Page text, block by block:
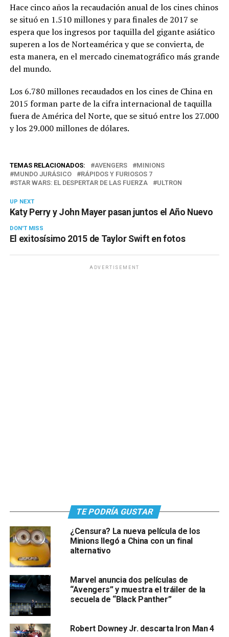
Hace cinco años la recaudación anual de los cines chinos
se situó en 1.510 millones y para finales de 2017 se
espera que los ingresos por taquilla del gigante asiático
superen a los de Norteamérica y que se convierta, de
esta manera, en el mercado cinematográfico más grande
del mundo.
Los 6.780 millones recaudados en los cines de China en
2015 forman parte de la cifra internacional de taquilla
fuera de América del Norte, que se situó entre los 27.000
y los 29.000 millones de dólares.
TEMAS RELACIONADOS: AVENGERS
MINIONS
MUNDO JURÁSICO
RÁPIDOS Y FURIOSOS 7
STAR WARS: EL DESPERTAR DE LAS FUERZA
ULTRON
UP NEXT
Katy Perry y John Mayer pasan juntos el Año Nuevo
DON'T MISS
El exitosísimo 2015 de Taylor Swift en fotos
ADVERTISEMENT
TE PODRÍA GUSTAR
¿Censura? La nueva película de los
Minions llegó a China con un final
alternativo
Marvel anuncia dos películas de
“Avengers” y muestra el tráiler de la
secuela de “Black Panther”
Robert Downey Jr. descarta Iron Man 4